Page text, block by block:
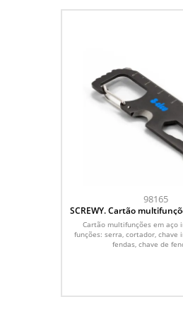
98165
SCREWY. Cartão
com 8 funções
Cartão multifunções em aço
funções: serra, cortador, chave
fendas, chave de